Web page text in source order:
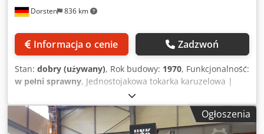
Dorsten 836 km
Informacja o cenie Zadzwoń
Stan: dobry (używany), Rok budowy: 1970, Funkcjonalność:
w pełni sprawny, Jednostojakowa tokarka karuzelowa |
Froriep DS 14 NC Maszyna została wyremontowana w 2009
roku, ostatnio wyczyszczona i znajduje się w dobrym
stanie. - Średnica stołu: 1.400 mm - Średnica toczenia:
1.600 mm - Wysokość toczenia: 1.500 mm - Sterowanie
Ogłoszenia